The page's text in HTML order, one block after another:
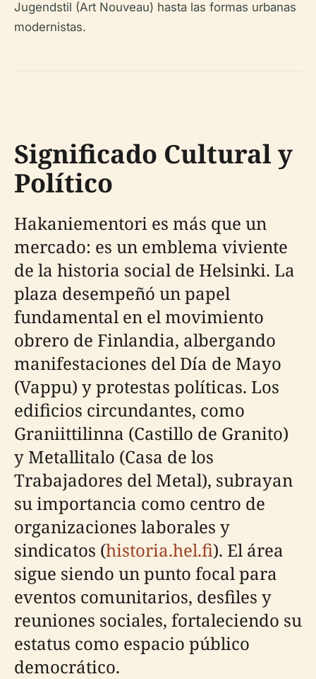
Jugendstil (Art Nouveau) hasta las formas urbanas
modernistas.
Significado Cultural y
Político
Hakaniementori es más que un
mercado: es un emblema viviente
de la historia social de Helsinki. La
plaza desempeñó un papel
fundamental en el movimiento
obrero de Finlandia, albergando
manifestaciones del Día de Mayo
(Vappu) y protestas políticas. Los
edificios circundantes, como
Graniittilinna (Castillo de Granito)
y Metallitalo (Casa de los
Trabajadores del Metal), subrayan
su importancia como centro de
organizaciones laborales y
sindicatos (historia.hel.fi). El área
sigue siendo un punto focal para
eventos comunitarios, desfiles y
reuniones sociales, fortaleciendo su
estatus como espacio público
democrático.